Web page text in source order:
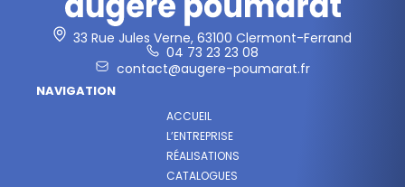
33 Rue Jules Verne, 63100 Clermont-Ferrand
04 73 23 23 08
contact@augere-poumarat.fr
NAVIGATION
ACCUEIL
L’ENTREPRISE
RÉALISATIONS
CATALOGUES